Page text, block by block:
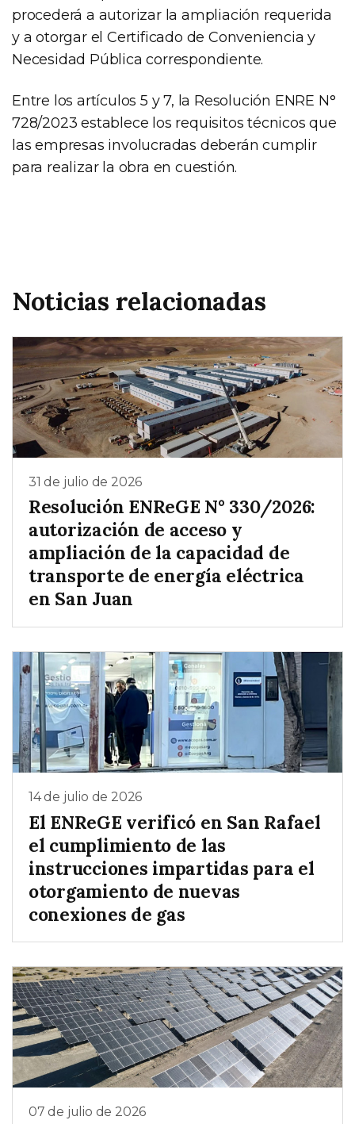
procederá a autorizar la ampliación requerida
y a otorgar el Certificado de Conveniencia y
Necesidad Pública correspondiente.
Entre los artículos 5 y 7, la Resolución ENRE N°
728/2023 establece los requisitos técnicos que
las empresas involucradas deberán cumplir
para realizar la obra en cuestión.
Noticias relacionadas
31 de julio de 2026
Resolución ENReGE N° 330/2026:
autorización de acceso y
ampliación de la capacidad de
transporte de energía eléctrica
en San Juan
14 de julio de 2026
El ENReGE verificó en San Rafael
el cumplimiento de las
instrucciones impartidas para el
otorgamiento de nuevas
conexiones de gas
07 de julio de 2026